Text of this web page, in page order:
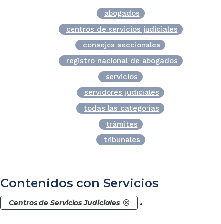
abogados
centros de servicios judiciales
consejos seccionales
registro nacional de abogados
servicios
servidores judiciales
todas las categorías
trámites
tribunales
Contenidos con Servicios
Centros de Servicios Judiciales .